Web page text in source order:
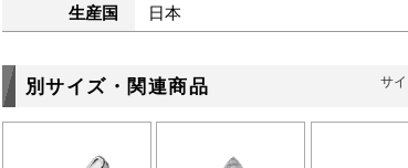
生産国
日本
別サイズ・関連商品 サ